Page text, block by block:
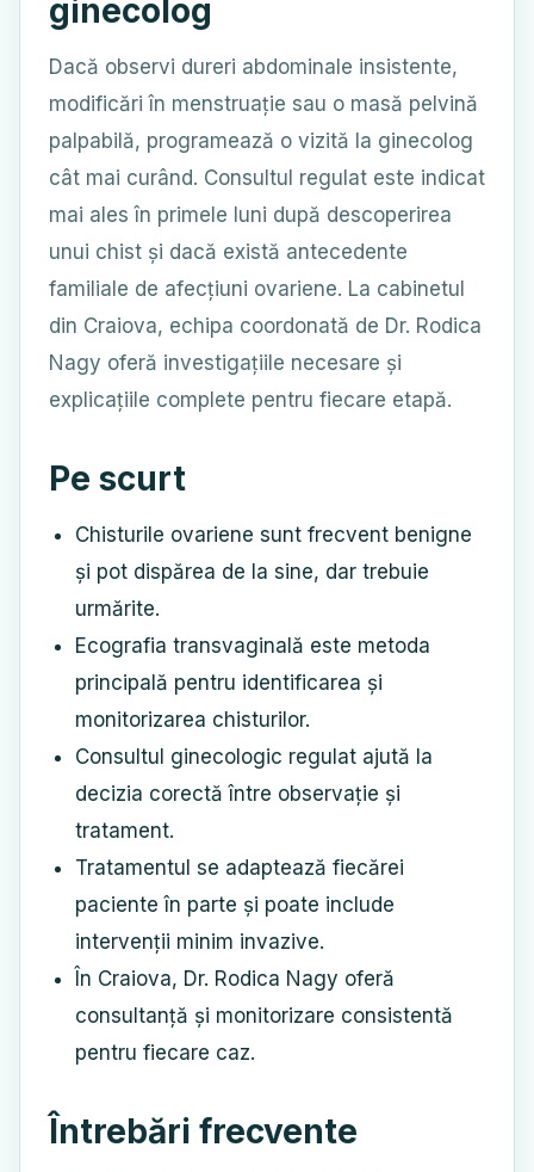
ginecolog
Dacă observi dureri abdominale insistente,
modificări în menstruație sau o masă pelvină
palpabilă, programează o vizită la ginecolog
cât mai curând. Consultul regulat este indicat
mai ales în primele luni după descoperirea
unui chist și dacă există antecedente
familiale de afecțiuni ovariene. La cabinetul
din Craiova, echipa coordonată de Dr. Rodica
Nagy oferă investigațiile necesare și
explicațiile complete pentru fiecare etapă.
Pe scurt
Chisturile ovariene sunt frecvent benigne
și pot dispărea de la sine, dar trebuie
urmărite.
Ecografia transvaginală este metoda
principală pentru identificarea și
monitorizarea chisturilor.
Consultul ginecologic regulat ajută la
decizia corectă între observație și
tratament.
Tratamentul se adaptează fiecărei
paciente în parte și poate include
intervenții minim invazive.
În Craiova, Dr. Rodica Nagy oferă
consultanță și monitorizare consistentă
pentru fiecare caz.
Întrebări frecvente